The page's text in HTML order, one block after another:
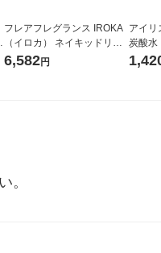
フレアフレグランス IROKA
（イロカ） ネイキッドリリ
ーの香り 柔軟剤 詰め替え 超
6,582円
アイリ
炭酸水
箱（24
。